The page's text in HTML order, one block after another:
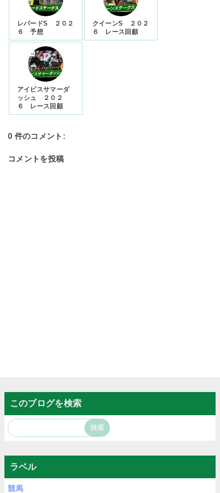
レパードS ２０２
６ 予想
クイーンS ２０２
６ レース回顧
アイビスサマーダ
ッシュ ２０２
６ レース回顧
0 件のコメント:
コメントを投稿
このブログを検索
ラベル
競馬